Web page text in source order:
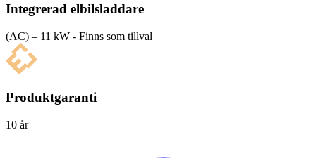
Integrerad elbilsladdare
(AC) – 11 kW - Finns som tillval
Produktgaranti
10 år